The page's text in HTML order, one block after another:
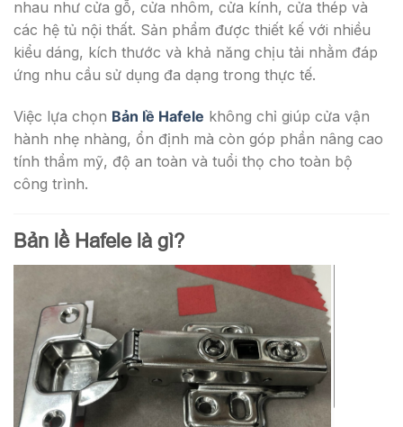
nhau như cửa gỗ, cửa nhôm, cửa kính, cửa thép và
các hệ tủ nội thất. Sản phẩm được thiết kế với nhiều
kiểu dáng, kích thước và khả năng chịu tải nhằm đáp
ứng nhu cầu sử dụng đa dạng trong thực tế.
Việc lựa chọn Bản lề Hafele không chỉ giúp cửa vận
hành nhẹ nhàng, ổn định mà còn góp phần nâng cao
tính thẩm mỹ, độ an toàn và tuổi thọ cho toàn bộ
công trình.
Bản lề Hafele là gì?